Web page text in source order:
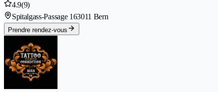
4.9(9)
Spitalgass-Passage 163011 Bern
Prendre rendez-vous